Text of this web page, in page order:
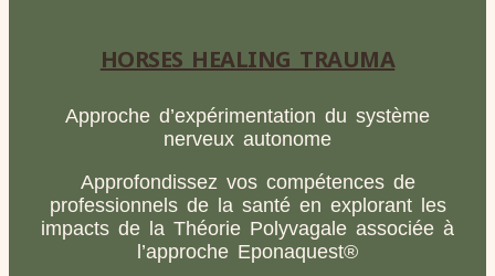
HORSES HEALING TRAUMA
Approche d’expérimentation du système
nerveux autonome
Approfondissez vos compétences de
professionnels de la santé en explorant les
impacts de la Théorie Polyvagale associée à
l’approche Eponaquest®